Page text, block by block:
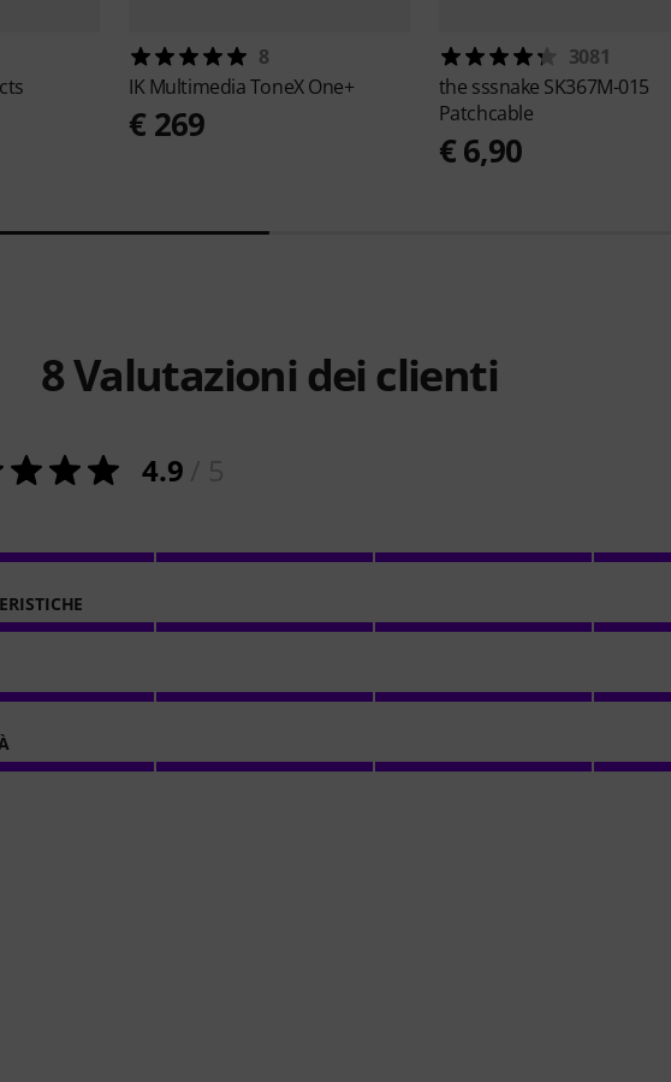
8
IK MultimediaToneX One+
€ 269
3081
the sssnake SK367M-015
Patchcable
€ 6,90
8Valutazioni dei clienti
4.9